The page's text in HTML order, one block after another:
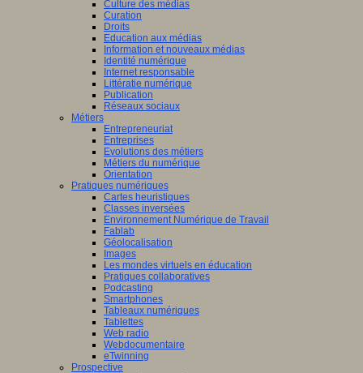
Culture des médias
Curation
Droits
Education aux médias
Information et nouveaux médias
Identité numérique
Internet responsable
Littératie numérique
Publication
Réseaux sociaux
Métiers
Entrepreneuriat
Entreprises
Evolutions des métiers
Métiers du numérique
Orientation
Pratiques numériques
Cartes heuristiques
Classes inversées
Environnement Numérique de Travail
Fablab
Géolocalisation
Images
Les mondes virtuels en éducation
Pratiques collaboratives
Podcasting
Smartphones
Tableaux numériques
Tablettes
Web radio
Webdocumentaire
eTwinning
Prospective